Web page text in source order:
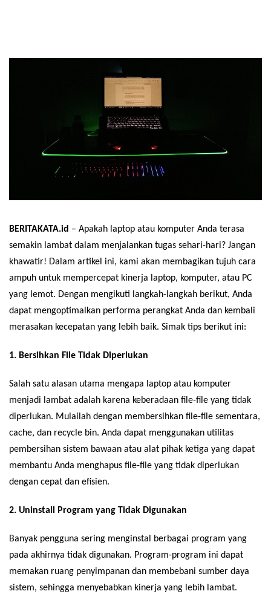
BERITAKATA.id – Apakah laptop atau komputer Anda terasa
semakin lambat dalam menjalankan tugas sehari-hari? Jangan
khawatir! Dalam artikel ini, kami akan membagikan tujuh cara
ampuh untuk mempercepat kinerja laptop, komputer, atau PC
yang lemot. Dengan mengikuti langkah-langkah berikut, Anda
dapat mengoptimalkan performa perangkat Anda dan kembali
merasakan kecepatan yang lebih baik. Simak tips berikut ini:
1. Bersihkan File Tidak Diperlukan
Salah satu alasan utama mengapa laptop atau komputer
menjadi lambat adalah karena keberadaan file-file yang tidak
diperlukan. Mulailah dengan membersihkan file-file sementara,
cache, dan recycle bin. Anda dapat menggunakan utilitas
pembersihan sistem bawaan atau alat pihak ketiga yang dapat
membantu Anda menghapus file-file yang tidak diperlukan
dengan cepat dan efisien.
2. Uninstall Program yang Tidak Digunakan
Banyak pengguna sering menginstal berbagai program yang
pada akhirnya tidak digunakan. Program-program ini dapat
memakan ruang penyimpanan dan membebani sumber daya
sistem, sehingga menyebabkan kinerja yang lebih lambat.